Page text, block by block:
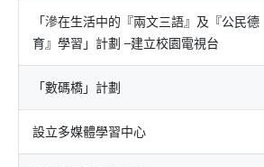
「滲在生活中的『兩文三語』及『公民德
育』學習」計劃 –建立校園電視台
「數碼橋」計劃
設立多媒體學習中心